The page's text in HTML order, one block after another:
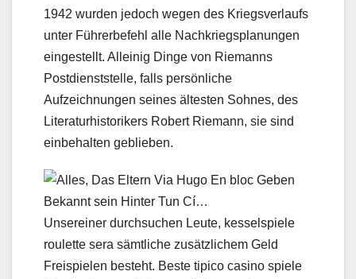
1942 wurden jedoch wegen des Kriegsverlaufs
unter Führerbefehl alle Nachkriegsplanungen
eingestellt. Alleinig Dinge von Riemanns
Postdienststelle, falls persönliche
Aufzeichnungen seines ältesten Sohnes, des
Literaturhistorikers Robert Riemann, sie sind
einbehalten geblieben.
Unsereiner durchsuchen Leute, kesselspiele
roulette sera sämtliche zusätzlichem Geld
Freispielen besteht. Beste tipico casino spiele